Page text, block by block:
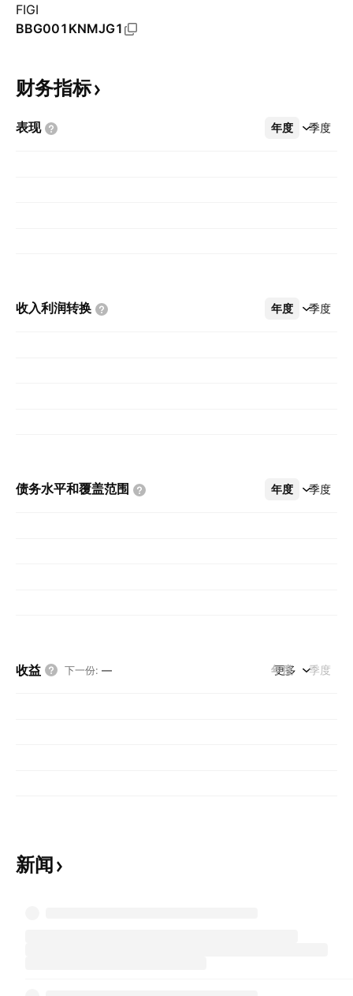
FIGI
BBG001KNMJG1
财务指标
表现 年度 季度
更多
收入利润转换 年度 季度
更多
债务水平和覆盖范围 年度 季度
更多
收益 下一份: — 年度 季度
更多
新闻